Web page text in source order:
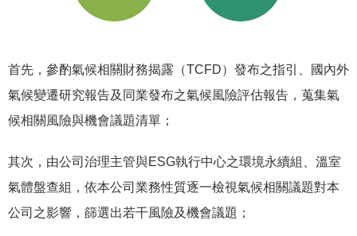
首先，參酌氣候相關財務揭露（TCFD）發布之指引、國內外
氣候變遷研究報告及同業發布之氣候風險評估報告，蒐集氣
候相關風險與機會議題清單；
其次，由公司治理主管與ESG執行中心之環境永續組、溫室
氣體盤查組，依本公司業務性質逐一檢視氣候相關議題對本
公司之影響，篩選出若干風險及機會議題；